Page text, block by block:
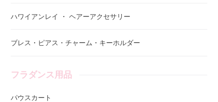
ハワイアンレイ ・ ヘアーアクセサリー
ブレス・ピアス・チャーム・キーホルダー
フラダンス用品
パウスカート